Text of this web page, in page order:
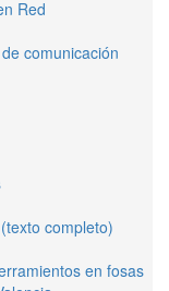
Red
comunicación
completo)
en fosas